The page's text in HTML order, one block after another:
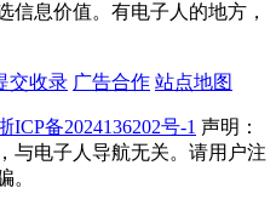
信息价值。有电子人的地方，
交收录 广告合作 站点地图
ICP备2024136202号-1 声明：
与电子人导航无关。请用户注
。